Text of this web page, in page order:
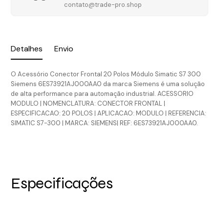
Detalhes Envio
O Acessório Conector Frontal 20 Polos Módulo Simatic S7 300
Siemens 6ES73921AJ000AA0 da marca Siemens é uma solução
de alta performance para automação industrial. ACESSORIO
MODULO | NOMENCLATURA: CONECTOR FRONTAL |
ESPECIFICACAO: 20 POLOS | APLICACAO: MODULO | REFERENCIA:
SIMATIC S7-300 | MARCA: SIEMENS| REF: 6ES73921AJ000AA0.
contato@trade-pro.shop
Especificações